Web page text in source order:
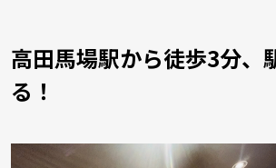
高田馬場駅から徒歩3分、
る！